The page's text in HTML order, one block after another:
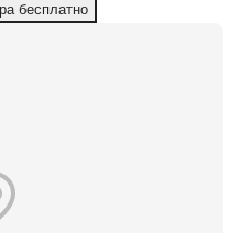
бесплатно